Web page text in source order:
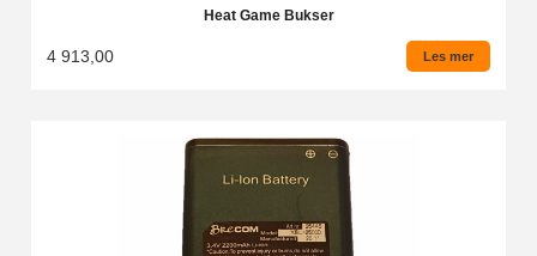
Heat Game Bukser
4 913,00 Les mer